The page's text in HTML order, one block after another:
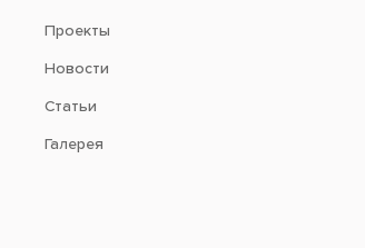
Проекты
Новости
Статьи
Галерея